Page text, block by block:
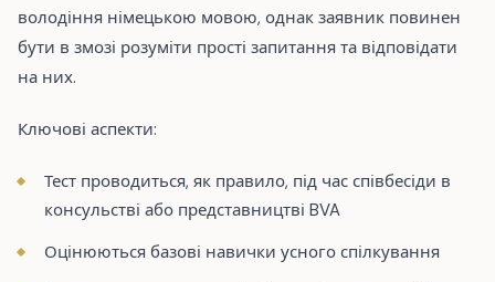
володіння німецькою мовою, однак заявник повинен
бути в змозі розуміти прості запитання та відповідати
на них.
Ключові аспекти:
Тест проводиться, як правило, під час співбесіди в
консульстві або представництві BVA
Оцінюються базові навички усного спілкування